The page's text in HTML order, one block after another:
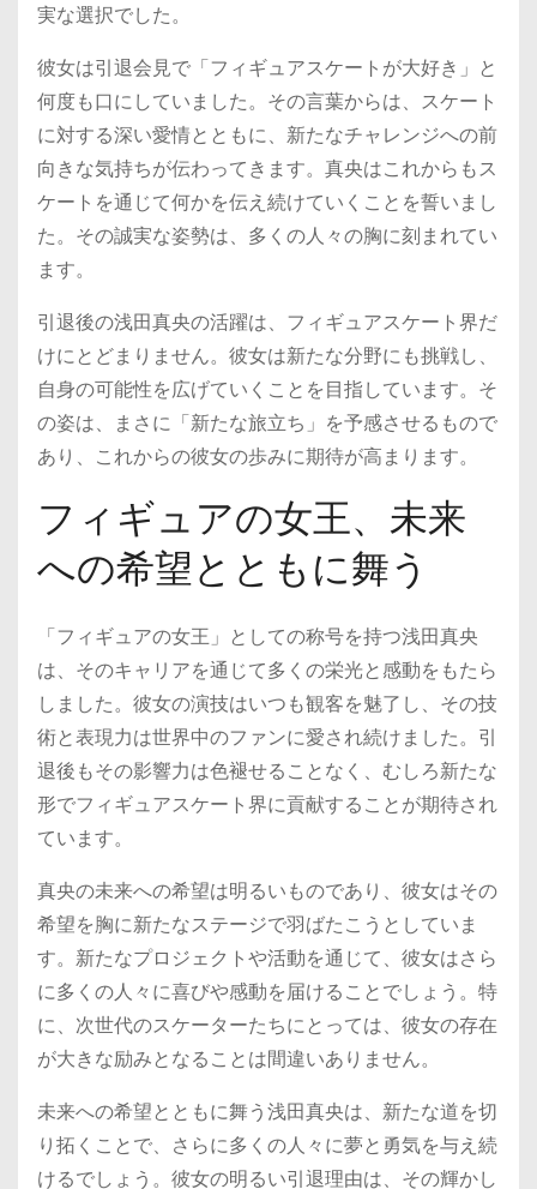
実な選択でした。
彼女は引退会見で「フィギュアスケートが大好き」と
何度も口にしていました。その言葉からは、スケート
に対する深い愛情とともに、新たなチャレンジへの前
向きな気持ちが伝わってきます。真央はこれからもス
ケートを通じて何かを伝え続けていくことを誓いまし
た。その誠実な姿勢は、多くの人々の胸に刻まれてい
ます。
引退後の浅田真央の活躍は、フィギュアスケート界だ
けにとどまりません。彼女は新たな分野にも挑戦し、
自身の可能性を広げていくことを目指しています。そ
の姿は、まさに「新たな旅立ち」を予感させるもので
あり、これからの彼女の歩みに期待が高まります。
フィギュアの女王、未来
への希望とともに舞う
「フィギュアの女王」としての称号を持つ浅田真央
は、そのキャリアを通じて多くの栄光と感動をもたら
しました。彼女の演技はいつも観客を魅了し、その技
術と表現力は世界中のファンに愛され続けました。引
退後もその影響力は色褪せることなく、むしろ新たな
形でフィギュアスケート界に貢献することが期待され
ています。
真央の未来への希望は明るいものであり、彼女はその
希望を胸に新たなステージで羽ばたこうとしていま
す。新たなプロジェクトや活動を通じて、彼女はさら
に多くの人々に喜びや感動を届けることでしょう。特
に、次世代のスケーターたちにとっては、彼女の存在
が大きな励みとなることは間違いありません。
未来への希望とともに舞う浅田真央は、新たな道を切
り拓くことで、さらに多くの人々に夢と勇気を与え続
けるでしょう。彼女の明るい引退理由は、その輝かし